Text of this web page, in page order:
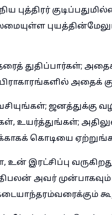
புத்திரர்
துதிப்பார்கள்;
அதைக்
ஜனத்துக்கு
உயர்த்துங்கள்;
கொடியை
இரட்சிப்பு
அவர் முன்பாகவும்